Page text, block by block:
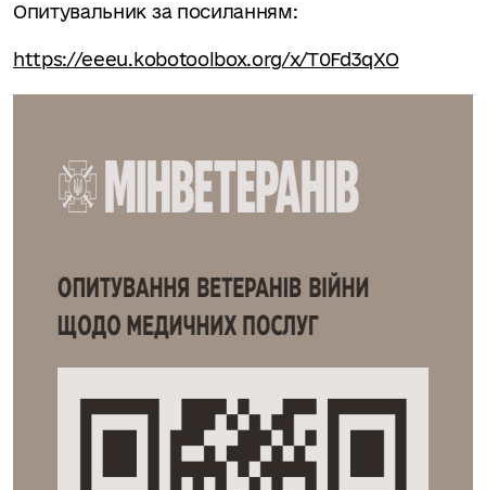
Опитувальник за посиланням:
https://eeeu.kobotoolbox.org/x/T0Fd3qXO